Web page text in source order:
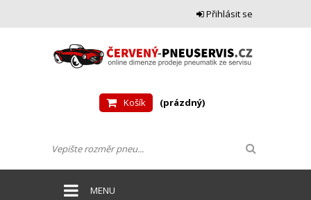
Přihlásit se
Košík (prázdný)
MENU